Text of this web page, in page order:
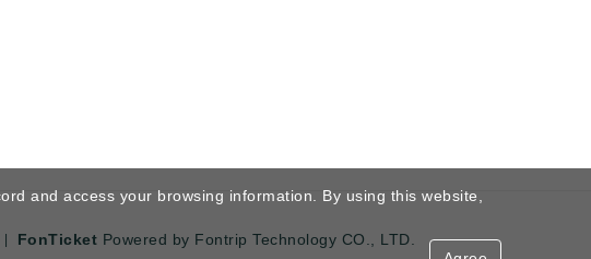
FonTicket Powered by Fontrip Technology CO., LTD.
and access your browsing information. By using this website,